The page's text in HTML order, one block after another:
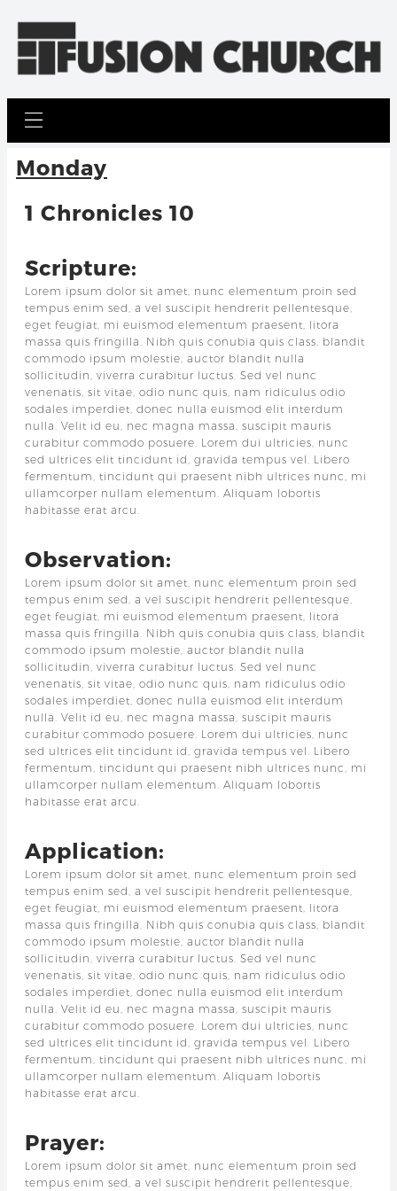
Monday
1 Chronicles 10
Scripture:
Lorem ipsum dolor sit amet, nunc elementum proin sed
tempus enim sed, a vel suscipit hendrerit pellentesque,
eget feugiat, mi euismod elementum praesent, litora
massa quis fringilla. Nibh quis conubia quis class, blandit
commodo ipsum molestie, auctor blandit nulla
sollicitudin, viverra curabitur luctus. Sed vel nunc
venenatis, sit vitae, odio nunc quis, nam ridiculus odio
sodales imperdiet, donec nulla euismod elit interdum
nulla. Velit id eu, nec magna massa, suscipit mauris
curabitur commodo posuere. Lorem dui ultricies, nunc
sed ultrices elit tincidunt id, gravida tempus vel. Libero
fermentum, tincidunt qui praesent nibh ultrices nunc, mi
ullamcorper nullam elementum. Aliquam lobortis
habitasse erat arcu.
Observation:
Lorem ipsum dolor sit amet, nunc elementum proin sed
tempus enim sed, a vel suscipit hendrerit pellentesque,
eget feugiat, mi euismod elementum praesent, litora
massa quis fringilla. Nibh quis conubia quis class, blandit
commodo ipsum molestie, auctor blandit nulla
sollicitudin, viverra curabitur luctus. Sed vel nunc
venenatis, sit vitae, odio nunc quis, nam ridiculus odio
sodales imperdiet, donec nulla euismod elit interdum
nulla. Velit id eu, nec magna massa, suscipit mauris
curabitur commodo posuere. Lorem dui ultricies, nunc
sed ultrices elit tincidunt id, gravida tempus vel. Libero
fermentum, tincidunt qui praesent nibh ultrices nunc, mi
ullamcorper nullam elementum. Aliquam lobortis
habitasse erat arcu.
Application:
Lorem ipsum dolor sit amet, nunc elementum proin sed
tempus enim sed, a vel suscipit hendrerit pellentesque,
eget feugiat, mi euismod elementum praesent, litora
massa quis fringilla. Nibh quis conubia quis class, blandit
commodo ipsum molestie, auctor blandit nulla
sollicitudin, viverra curabitur luctus. Sed vel nunc
venenatis, sit vitae, odio nunc quis, nam ridiculus odio
sodales imperdiet, donec nulla euismod elit interdum
nulla. Velit id eu, nec magna massa, suscipit mauris
curabitur commodo posuere. Lorem dui ultricies, nunc
sed ultrices elit tincidunt id, gravida tempus vel. Libero
fermentum, tincidunt qui praesent nibh ultrices nunc, mi
ullamcorper nullam elementum. Aliquam lobortis
habitasse erat arcu.
Prayer:
Lorem ipsum dolor sit amet, nunc elementum proin sed
tempus enim sed, a vel suscipit hendrerit pellentesque,